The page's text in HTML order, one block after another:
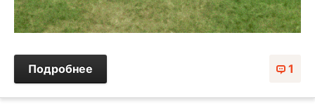
1
Подробнее